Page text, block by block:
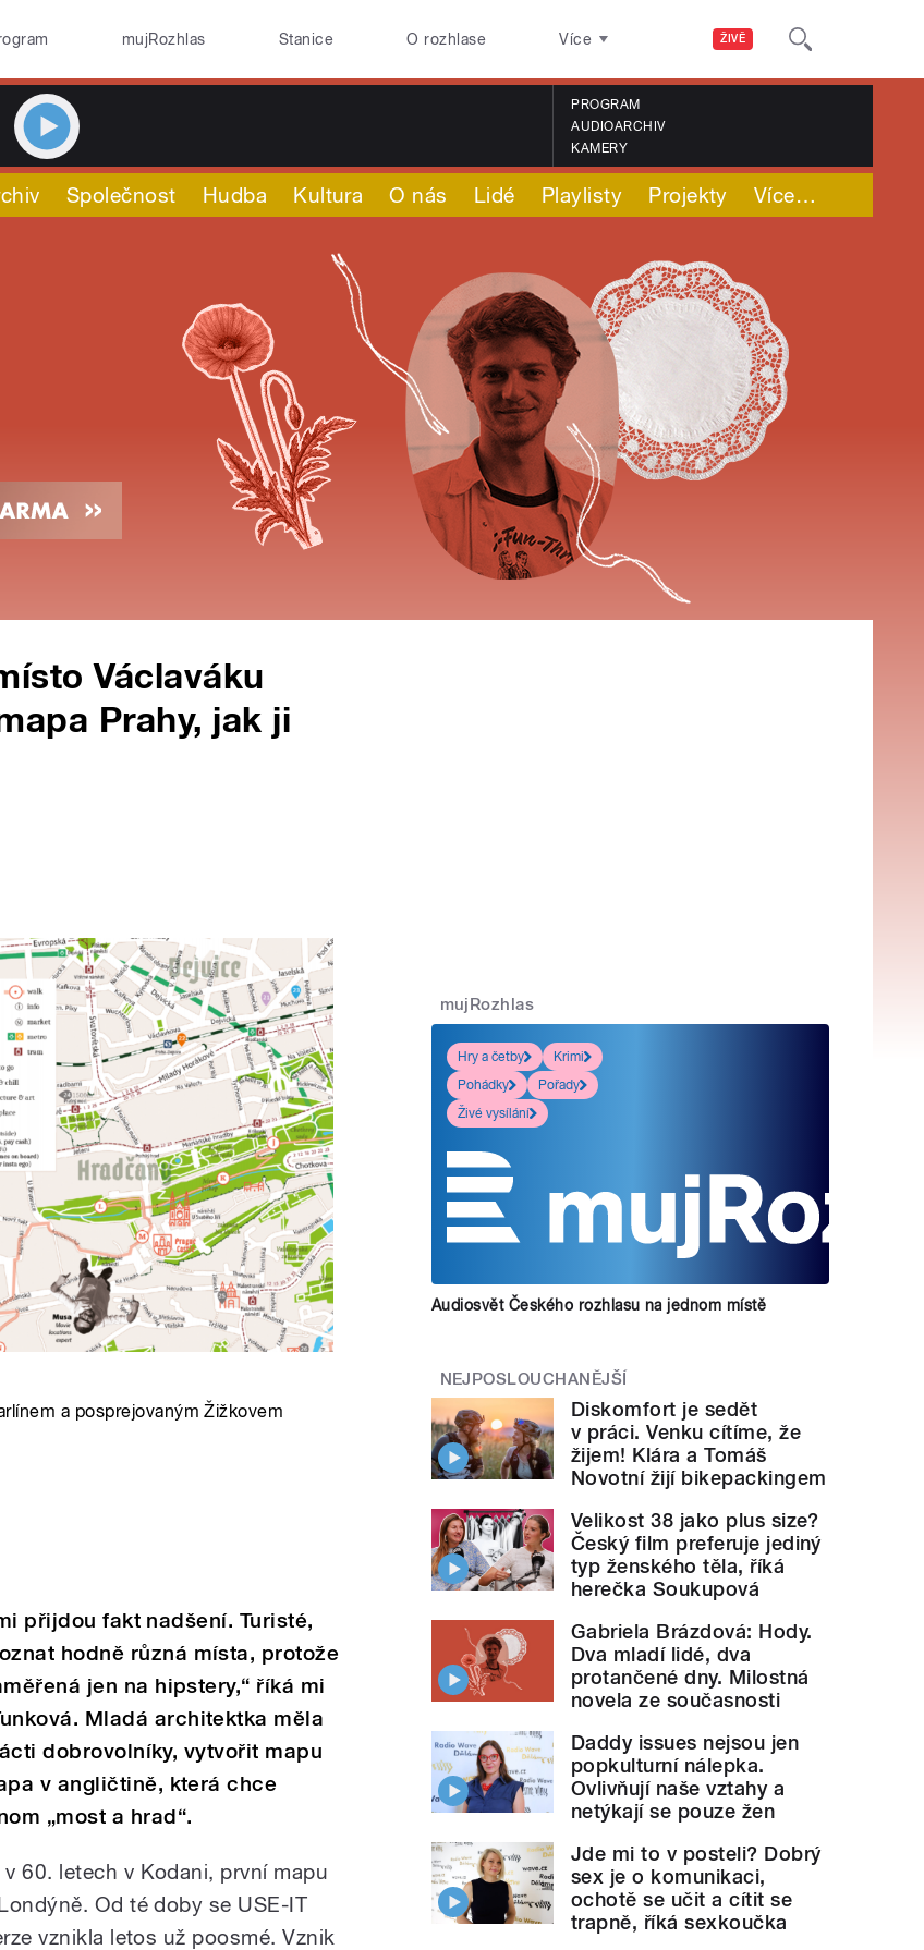
ŽIVĚ
mujRozhlas Stanice O rozhlase Více
PROGRAM
AUDIOARCHIV
KAMERY
Společnost Hudba Kultura O nás Lidé Playlisty Projekty Více…
Václaváku
Prahy, jak ji
a posprejovaným Žižkovem
přijdou fakt nadšení. Turisté,
hodně různá místa, protože
jen na hipstery,“ říká mi
Mladá architektka měla
dobrovolníky, vytvořit mapu
v angličtině, která chce
„most a hrad“.
60. letech v Kodani, první mapu
Od té doby se USE-IT
vznikla letos už poosmé. Vznik
mujRozhlas
Hry a četby
Krimi
Pohádky
Pořady
Živé vysílání
Audiosvět Českého rozhlasu na jednom místě
NEJPOSLOUCHANĚJŠÍ
Diskomfort je sedět
v práci. Venku cítíme, že
žijem! Klára a Tomáš
Novotní žijí bikepackingem
Velikost 38 jako plus size?
Český film preferuje jediný
typ ženského těla, říká
herečka Soukupová
Gabriela Brázdová: Hody.
Dva mladí lidé, dva
protančené dny. Milostná
novela ze současnosti
Daddy issues nejsou jen
popkulturní nálepka.
Ovlivňují naše vztahy a
netýkají se pouze žen
Jde mi to v posteli? Dobrý
sex je o komunikaci,
ochotě se učit a cítit se
trapně, říká sexkoučka